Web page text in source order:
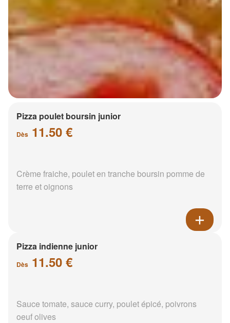
Pizza poulet boursin junior
Dès 11.50 €
Crème fraiche, poulet en tranche boursin pomme de
terre et oignons
Pizza indienne junior
Dès 11.50 €
Sauce tomate, sauce curry, poulet épicé, poivrons
oeuf olives